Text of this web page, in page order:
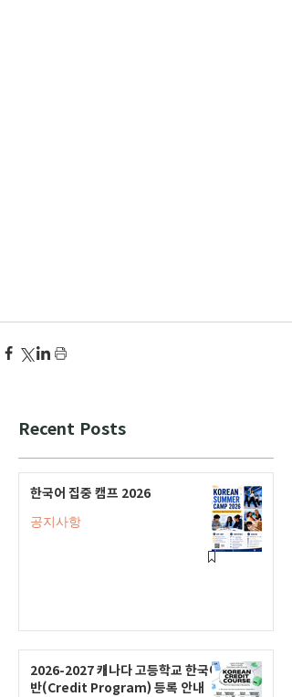
Recent Posts
한국어 집중 캠프 2026
공지사항
2026-2027 캐나다 고등학교 한국어
반(Credit Program) 등록 안내